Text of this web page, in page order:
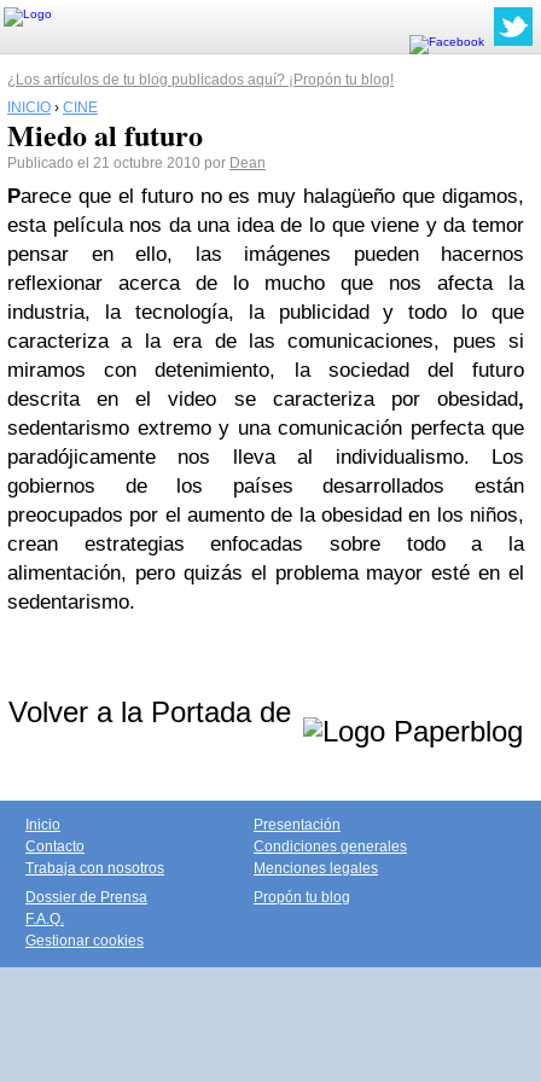
¿Los artículos de tu blog publicados aquí? ¡Propón tu blog!
INICIO › CINE
Miedo al futuro
Publicado el 21 octubre 2010 por Dean
Parece que el futuro no es muy halagüeño que digamos,
esta película nos da una idea de lo que viene y da temor
pensar en ello, las imágenes pueden hacernos
reflexionar acerca de lo mucho que nos afecta la
industria, la tecnología, la publicidad y todo lo que
caracteriza a la era de las comunicaciones, pues si
miramos con detenimiento, la sociedad del futuro
descrita en el video se caracteriza por obesidad,
sedentarismo extremo y una comunicación perfecta que
paradójicamente nos lleva al individualismo. Los
gobiernos de los países desarrollados están
preocupados por el aumento de la obesidad en los niños,
crean estrategias enfocadas sobre todo a la
alimentación, pero quizás el problema mayor esté en el
sedentarismo.
Volver a la Portada de
Inicio
Contacto
Trabaja con nosotros
Presentación
Condiciones generales
Menciones legales
Dossier de Prensa
F.A.Q.
Gestionar cookies
Propón tu blog